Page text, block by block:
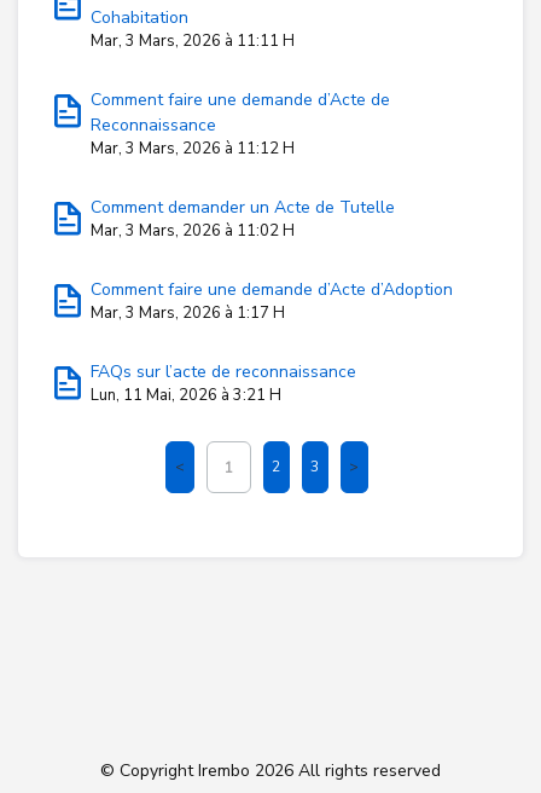
Cohabitation
Mar, 3 Mars, 2026 à 11:11 H
Comment faire une demande d’Acte de
Reconnaissance
Mar, 3 Mars, 2026 à 11:12 H
Comment demander un Acte de Tutelle
Mar, 3 Mars, 2026 à 11:02 H
Comment faire une demande d’Acte d’Adoption
Mar, 3 Mars, 2026 à 1:17 H
FAQs sur l’acte de reconnaissance
Lun, 11 Mai, 2026 à 3:21 H
1 2 3
© Copyright Irembo 2026 All rights reserved